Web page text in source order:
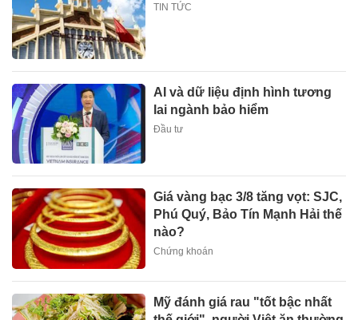
TIN TỨC
AI và dữ liệu định hình tương
lai ngành bảo hiểm
Đầu tư
Giá vàng bạc 3/8 tăng vọt: SJC,
Phú Quý, Bảo Tín Mạnh Hải thế
nào?
Chứng khoán
Mỹ đánh giá rau "tốt bậc nhất